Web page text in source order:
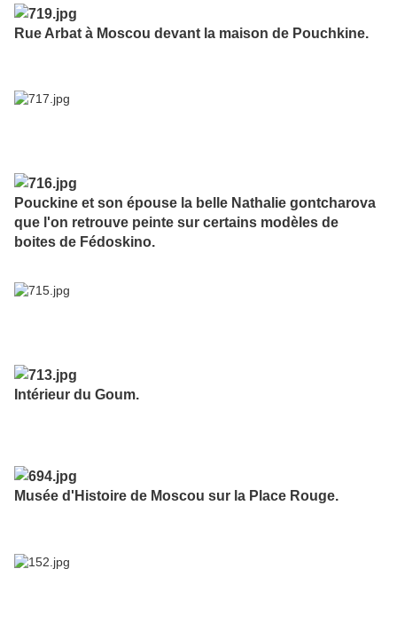
Rue Arbat à Moscou devant la maison de Pouchkine.
Pouckine et son épouse la belle Nathalie gontcharova
que l'on retrouve peinte sur certains modèles de
boites de Fédoskino.
Intérieur du Goum.
Musée d'Histoire de Moscou sur la Place Rouge.